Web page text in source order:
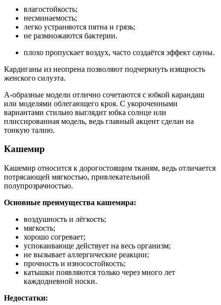
влагостойкость;
несминаемость;
легко устраняются пятна и грязь;
не размножаются бактерии.
плохо пропускает воздух, часто создаётся эффект сауны.
Кардиганы из неопрена позволяют подчеркнуть изящность
женского силуэта.
А-образные модели отлично сочетаются с юбкой карандаш
или моделями облегающего кроя. С укороченными
вариантами стильно выглядит юбка солнце или
плиссированная модель, ведь главный акцент сделан на
тонкую талию.
Кашемир
Кашемир относится к дорогостоящим тканям, ведь отличается
потрясающей мягкостью, привлекательной
полупрозрачностью.
Основные преимущества кашемира:
воздушность и лёгкость;
мягкость;
хорошо согревает;
успокаивающе действует на весь организм;
не вызывает аллергические реакции;
прочность и износостойкость;
катышки появляются только через много лет
каждодневной носки.
Недостатки: